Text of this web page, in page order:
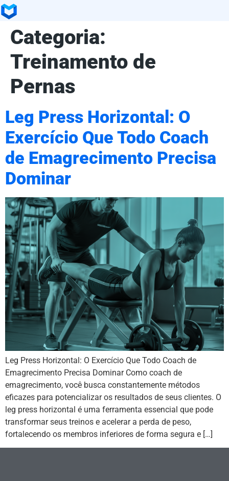
Categoria:
Treinamento de
Pernas
Leg Press Horizontal: O
Exercício Que Todo Coach
de Emagrecimento Precisa
Dominar
Leg Press Horizontal: O Exercício Que Todo Coach de
Emagrecimento Precisa Dominar Como coach de
emagrecimento, você busca constantemente métodos
eficazes para potencializar os resultados de seus clientes. O
leg press horizontal é uma ferramenta essencial que pode
transformar seus treinos e acelerar a perda de peso,
fortalecendo os membros inferiores de forma segura e […]